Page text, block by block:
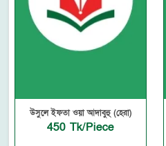
উসুলে ইফতা ওয়া আদাবুহু (হেরা)
450 Tk/Piece